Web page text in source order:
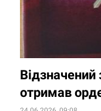
Відзначений
отримав